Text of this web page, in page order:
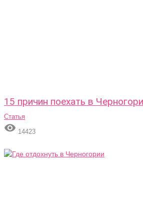
15 причин поехать в
Статья
 14423